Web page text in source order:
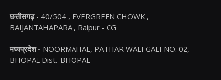
छत्तीसगढ़ - 40/504 , EVERGREEN CHOWK ,
BAIJANTAHAPARA , Raipur - CG
मध्यप्रदेश - NOORMAHAL, PATHAR WALI GALI NO. 02,
BHOPAL Dist.-BHOPAL